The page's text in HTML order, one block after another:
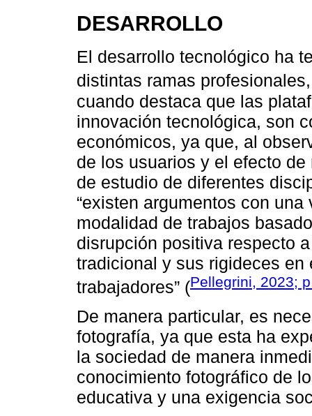
DESARROLLO
El desarrollo tecnológico ha
distintas ramas
cuando destaca que las
innovación tecnológica, son
económicos, ya que, al
de los usuarios y el efecto
de estudio de diferentes
“existen argumentos con
modalidad de trabajos
disrupción positiva respecto
tradicional y sus rigideces
trabajadores” (Pellegrini, 2023;
De manera particular, es
fotografía, ya que esta ha
la sociedad de manera
conocimiento fotográfico de
educativa y una exigencia